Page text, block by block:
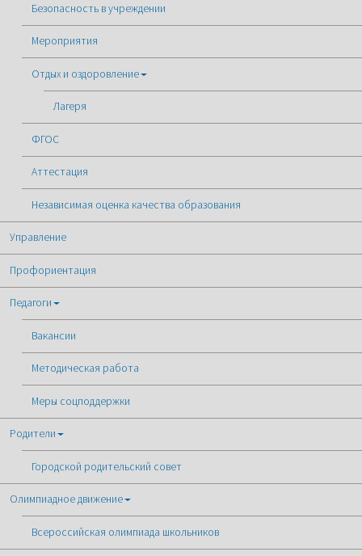
Безопасность в учреждении
Мероприятия
Отдых и оздоровление
Лагеря
ФГОС
Аттестация
Независимая оценка качества образования
Управление
Профориентация
Педагоги
Вакансии
Методическая работа
Меры соцподдержки
Родители
Городской родительский совет
Олимпиадное движение
Всероссийская олимпиада школьников